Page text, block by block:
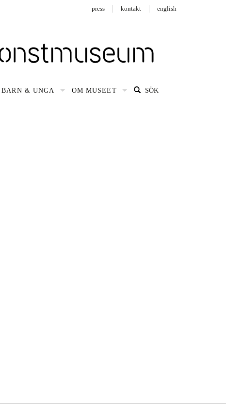
press kontakt english
BARN & UNGA OM MUSEET SÖK